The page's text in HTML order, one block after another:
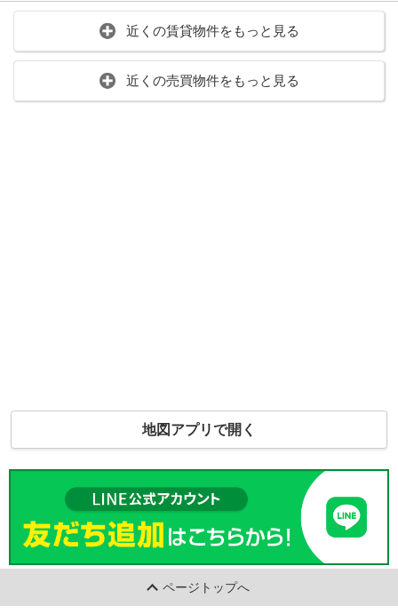
近くの賃貸物件をもっと見る
近くの売買物件をもっと見る
地図アプリで開く
ページトップへ